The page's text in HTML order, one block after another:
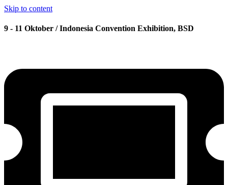
Skip to content
9 - 11 Oktober / Indonesia Convention Exhibition, BSD